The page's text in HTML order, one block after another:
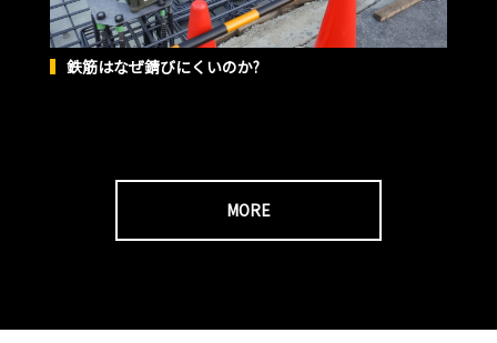
鉄筋はなぜ錆びにくいのか?
MORE